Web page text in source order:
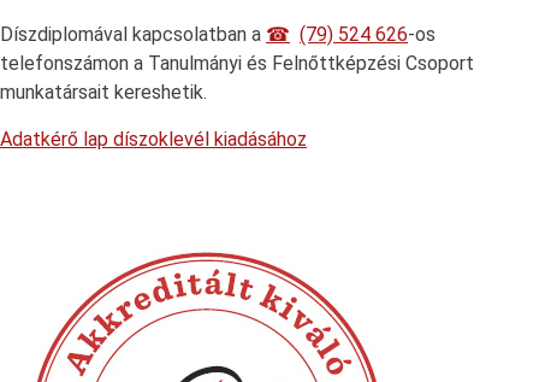
Díszdiplomával kapcsolatban a (79) 524 626-os
telefonszámon a Tanulmányi és Felnőttképzési Csoport
munkatársait kereshetik.
Adatkérő lap díszoklevél kiadásához